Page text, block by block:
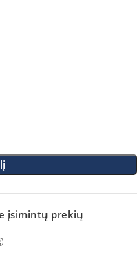
įsimintų prekių